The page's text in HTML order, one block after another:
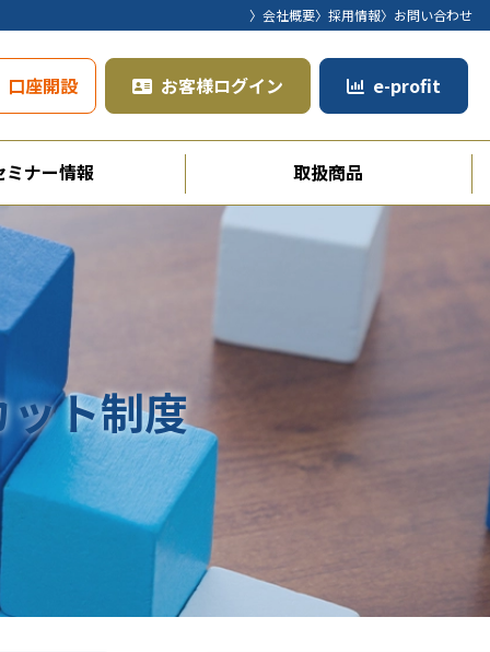
〉会社概要〉採用情報〉お問い合わせ
口座開設 お客様ログイン e-profit
ミナー情報 取扱商品
ト制度